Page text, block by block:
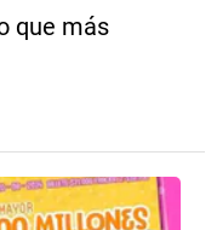
que más